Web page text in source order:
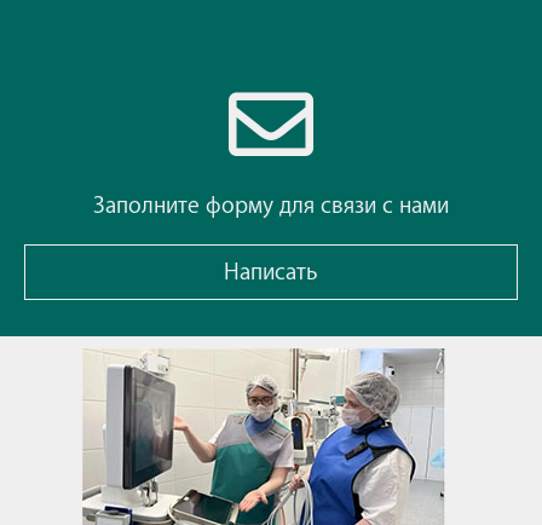
Заполните форму для связи с нами
Написать